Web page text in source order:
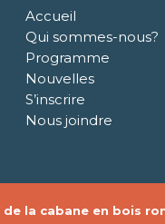
Accueil
Qui sommes-nous?
Programme
Nouvelles
S’inscrire
Nous joindre
la cabane en bois